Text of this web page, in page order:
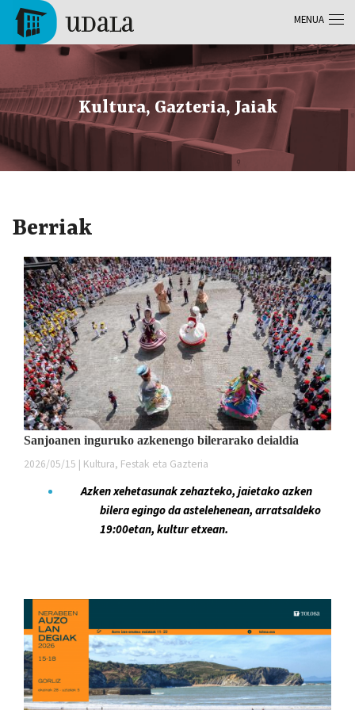
Skip to main content
Tolosa
Kultura, Gazteria, Jaiak
Berriak
Sanjoanen inguruko azkenengo bilerarako deialdia
2026/05/15 | Kultura, Festak eta Gazteria
Azken xehetasunak zehazteko, jaietako azken
bilera egingo da astelehenean, arratsaldeko
19:00etan, kultur etxean.
MENUA